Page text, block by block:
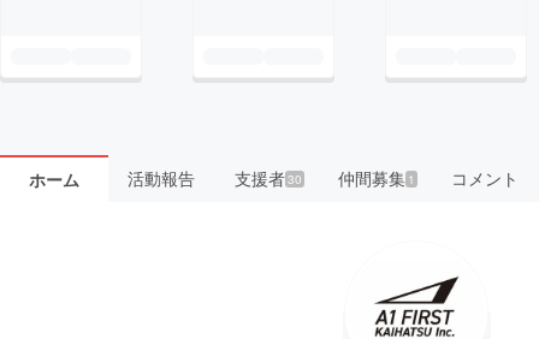
ホーム 活動報告 支援者30 仲間募集 1 コメント